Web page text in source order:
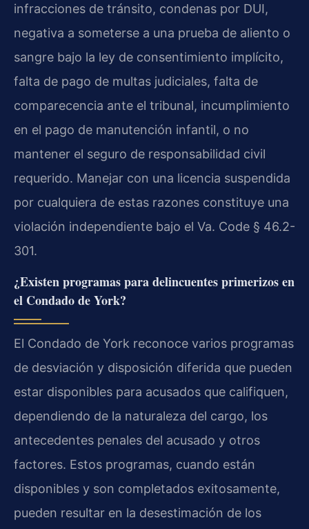
infracciones de tránsito, condenas por DUI,
negativa a someterse a una prueba de aliento o
sangre bajo la ley de consentimiento implícito,
falta de pago de multas judiciales, falta de
comparecencia ante el tribunal, incumplimiento
en el pago de manutención infantil, o no
mantener el seguro de responsabilidad civil
requerido. Manejar con una licencia suspendida
por cualquiera de estas razones constituye una
violación independiente bajo el Va. Code § 46.2-
301.
¿Existen programas para delincuentes primerizos en
el Condado de York?
El Condado de York reconoce varios programas
de desviación y disposición diferida que pueden
estar disponibles para acusados que califiquen,
dependiendo de la naturaleza del cargo, los
antecedentes penales del acusado y otros
factores. Estos programas, cuando están
disponibles y son completados exitosamente,
pueden resultar en la desestimación de los